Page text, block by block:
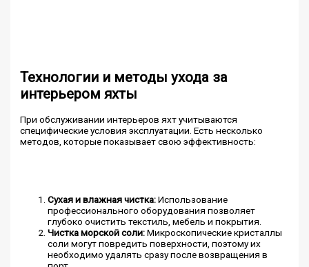
Технологии и методы ухода за
интерьером яхты
При обслуживании интерьеров яхт учитываются
специфические условия эксплуатации. Есть несколько
методов, которые показывает свою эффективность:
Сухая и влажная чистка:Использование
профессионального оборудования позволяет
глубоко очистить текстиль, мебель и покрытия.
Чистка морской соли:Микроскопические кристаллы
соли могут повредить поверхности, поэтому их
необходимо удалять сразу после возвращения в